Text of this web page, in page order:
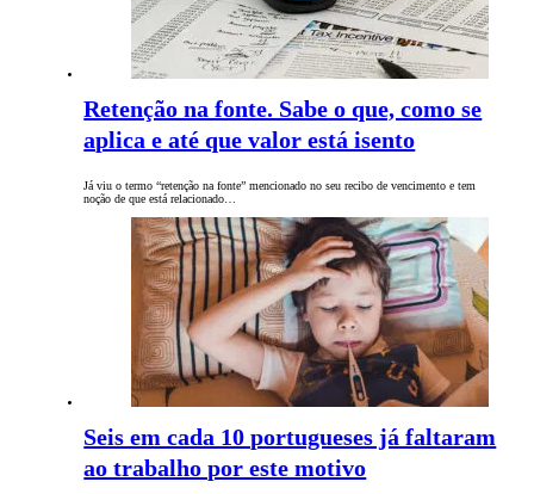
Retenção na fonte. Sabe o que, como se
aplica e até que valor está isento
Já viu o termo “retenção na fonte” mencionado no seu recibo de vencimento e tem
noção de que está relacionado…
Seis em cada 10 portugueses já faltaram
ao trabalho por este motivo